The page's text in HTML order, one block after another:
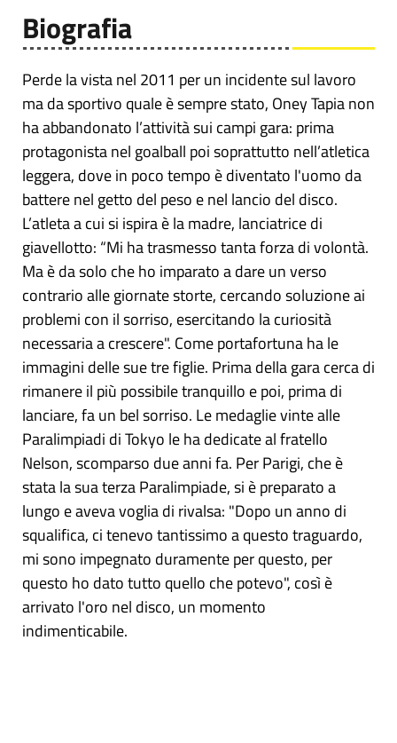
Biografia
Perde la vista nel 2011 per un incidente sul lavoro
ma da sportivo quale è sempre stato, Oney Tapia non
ha abbandonato l’attività sui campi gara: prima
protagonista nel goalball poi soprattutto nell’atletica
leggera, dove in poco tempo è diventato l'uomo da
battere nel getto del peso e nel lancio del disco.
L’atleta a cui si ispira è la madre, lanciatrice di
giavellotto: “Mi ha trasmesso tanta forza di volontà.
Ma è da solo che ho imparato a dare un verso
contrario alle giornate storte, cercando soluzione ai
problemi con il sorriso, esercitando la curiosità
necessaria a crescere". Come portafortuna ha le
immagini delle sue tre figlie. Prima della gara cerca di
rimanere il più possibile tranquillo e poi, prima di
lanciare, fa un bel sorriso. Le medaglie vinte alle
Paralimpiadi di Tokyo le ha dedicate al fratello
Nelson, scomparso due anni fa. Per Parigi, che è
stata la sua terza Paralimpiade, si è preparato a
lungo e aveva voglia di rivalsa: "Dopo un anno di
squalifica, ci tenevo tantissimo a questo traguardo,
mi sono impegnato duramente per questo, per
questo ho dato tutto quello che potevo", così è
arrivato l'oro nel disco, un momento
indimenticabile.